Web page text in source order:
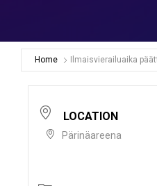
Home Ilmaisvierailuaika
LOCATION
Pärinäareena